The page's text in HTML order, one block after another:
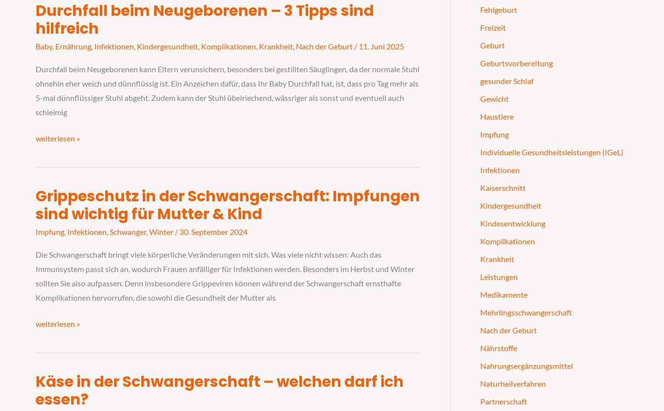
Durchfall beim Neugeborenen – 3 Tipps sind
hilfreich
Baby, Ernährung, Infektionen, Kindergesundheit, Komplikationen, Krankheit, Nach der Geburt / 11. Juni 2025
Durchfall beim Neugeborenen kann Eltern verunsichern, besonders bei gestillten Säuglingen, da der normale Stuhl
ohnehin eher weich und dünnflüssig ist. Ein Anzeichen dafür, dass Ihr Baby Durchfall hat, ist, dass pro Tag mehr als
5-mal dünnflüssiger Stuhl abgeht. Zudem kann der Stuhl übelriechend, wässriger als sonst und eventuell auch
schleimig
Durchfall
beim
–
3
Tipps
sind
hilfreich
weiterlesen »
Grippeschutz in der Schwangerschaft: Impfungen
sind wichtig für Mutter & Kind
Impfung, Infektionen,Schwanger,Winter / 30. September 2024
Die Schwangerschaft bringt viele körperliche Veränderungen mit sich. Was viele nicht wissen: Auch das
Immunsystem passt sich an, wodurch Frauen anfälliger für Infektionen werden. Besonders im Herbst und Winter
sollten Sie also aufpassen. Denn insbesondere Grippeviren können während der Schwangerschaft ernsthafte
Komplikationen hervorrufen, die sowohl die Gesundheit der Mutter als
Grippeschutz
in
Schwangerschaft:
Impfungen
sind
wichtig
für
&
weiterlesen »
Käse in der Schwangerschaft – welchen darf ich
essen?
Käse
in
Fehlgeburt
Freizeit
Geburt
Geburtsvorbereitung
gesunder Schlaf
Gewicht
Haustiere
Impfung
Individuelle Gesundheitsleistungen (IGeL)
Infektionen
Kaiserschnitt
Kindergesundheit
Kindesentwicklung
Komplikationen
Krankheit
Leistungen
Medikamente
Mehrlingsschwangerschaft
Nach der Geburt
Nährstoffe
Nahrungsergänzungsmittel
Naturheilverfahren
Partnerschaft